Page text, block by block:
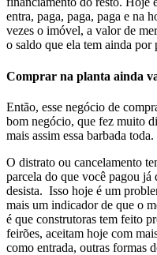
entra, paga, paga, paga e na
vezes o imóvel, a valor de
o saldo que ela tem ainda por
Comprar na planta ainda
Então, esse negócio de
bom negócio, que fez muito
mais assim essa barbada toda.
O distrato ou cancelamento
parcela do que você pagou já
desista. Isso hoje é um
mais um indicador de que o
é que construtoras tem feito
feirões, aceitam hoje com
como entrada, outras formas